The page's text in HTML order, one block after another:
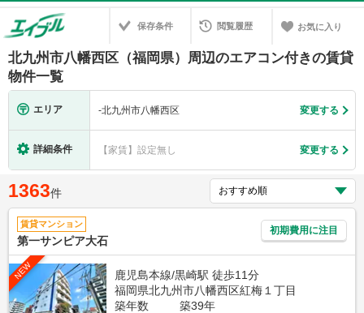
保存条件 閲覧履歴 お気に入り
北九州市八幡西区（福岡県）周辺のエアコン付きの賃貸
物件一覧
エリア -北九州市八幡西区 変更する
詳細条件 【家賃】設定無し 変更する
1363件
賃貸マンション
第一サンピア大石
初期費用に注目
NEW
鹿児島本線/黒崎駅 徒歩11分
福岡県北九州市八幡西区紅梅１丁目
築年数
築39年